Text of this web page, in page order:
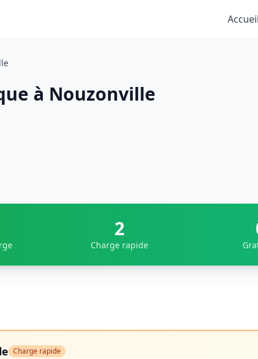
Accueil
à Nouzonville
2
Charge rapide
Charge rapide